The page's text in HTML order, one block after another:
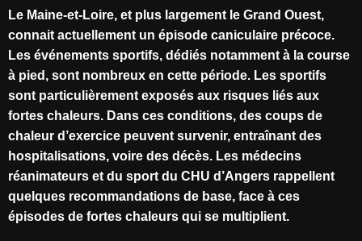
Le Maine-et-Loire, et plus largement le Grand Ouest,
connait actuellement un épisode caniculaire précoce.
Les événements sportifs, dédiés notamment à la course
à pied, sont nombreux en cette période. Les sportifs
sont particulièrement exposés aux risques liés aux
fortes chaleurs. Dans ces conditions, des coups de
chaleur d’exercice peuvent survenir, entraînant des
hospitalisations, voire des décès. Les médecins
réanimateurs et du sport du CHU d’Angers rappellent
quelques recommandations de base, face à ces
épisodes de fortes chaleurs qui se multiplient.